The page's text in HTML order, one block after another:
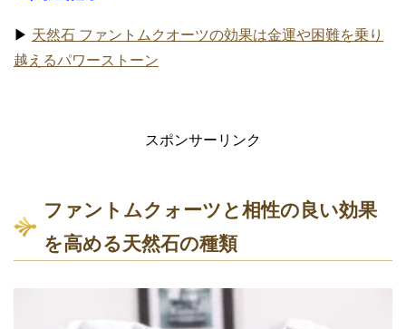
▶ 天然石 ファントムクオーツの効果は金運や困難を乗り
越えるパワーストーン
スポンサーリンク
ファントムクォーツと相性の良い効果
を高める天然石の種類